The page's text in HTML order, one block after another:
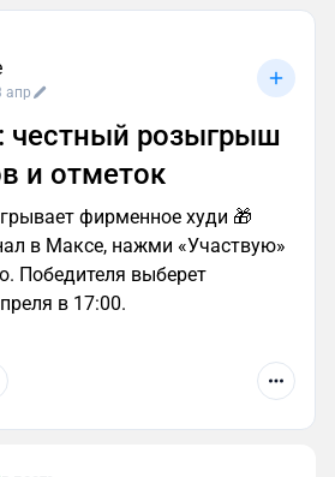
апр
честный розыгрыш
и отметок
фирменное худи 🎁
в Максе, нажми «Участвую»
Победителя выберет
в 17:00.